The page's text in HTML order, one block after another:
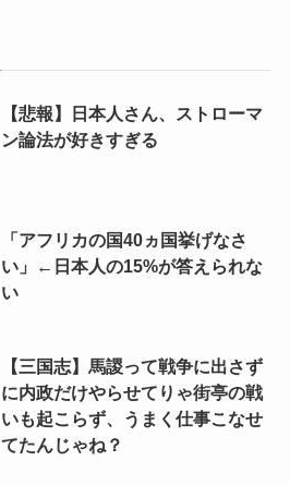
【悲報】日本人さん、ストローマ
ン論法が好きすぎる
「アフリカの国40ヵ国挙げなさ
い」←日本人の15%が答えられな
い
【三国志】馬謖って戦争に出さず
に内政だけやらせてりゃ街亭の戦
いも起こらず、うまく仕事こなせ
てたんじゃね？